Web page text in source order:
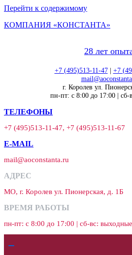
Перейти к содержимому
КОМПАНИЯ «КОНСТАНТА»
28 лет
+7 (495)513-11-47| +7
г. Королев ул.
пн-пт: с 8:00 до 17:00 | сб-
ТЕЛЕФОНЫ
+7 (495)513-11-47, +7 (495)513-11-67
E-MAIL
mail@aoconstanta.ru
АДРЕС
МО, г. Королев ул. Пионерская, д. 1Б
ВРЕМЯ РАБОТЫ
пн-пт: с 8:00 до 17:00 | сб-вс: выходные